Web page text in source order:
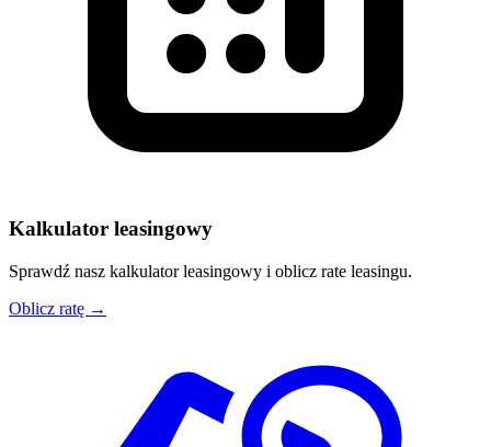
Kalkulator leasingowy
Sprawdź nasz kalkulator leasingowy i oblicz rate leasingu.
Oblicz ratę →